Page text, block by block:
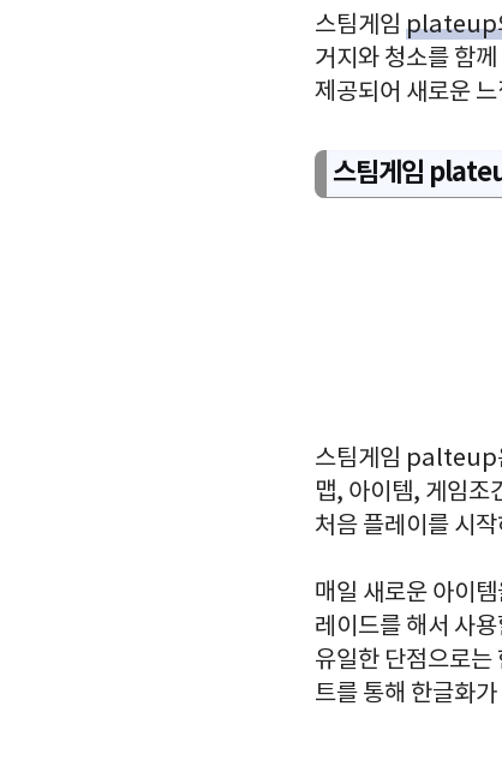
스팀게임 plateup
거지와 청소를 함
제공되어 새로운
스팀게임
스팀게임 palteup
맵, 아이템, 게임조
처음 플레이를 시
매일 새로운 아이
레이드를 해서 사
유일한 단점으로는
트를 통해 한글화